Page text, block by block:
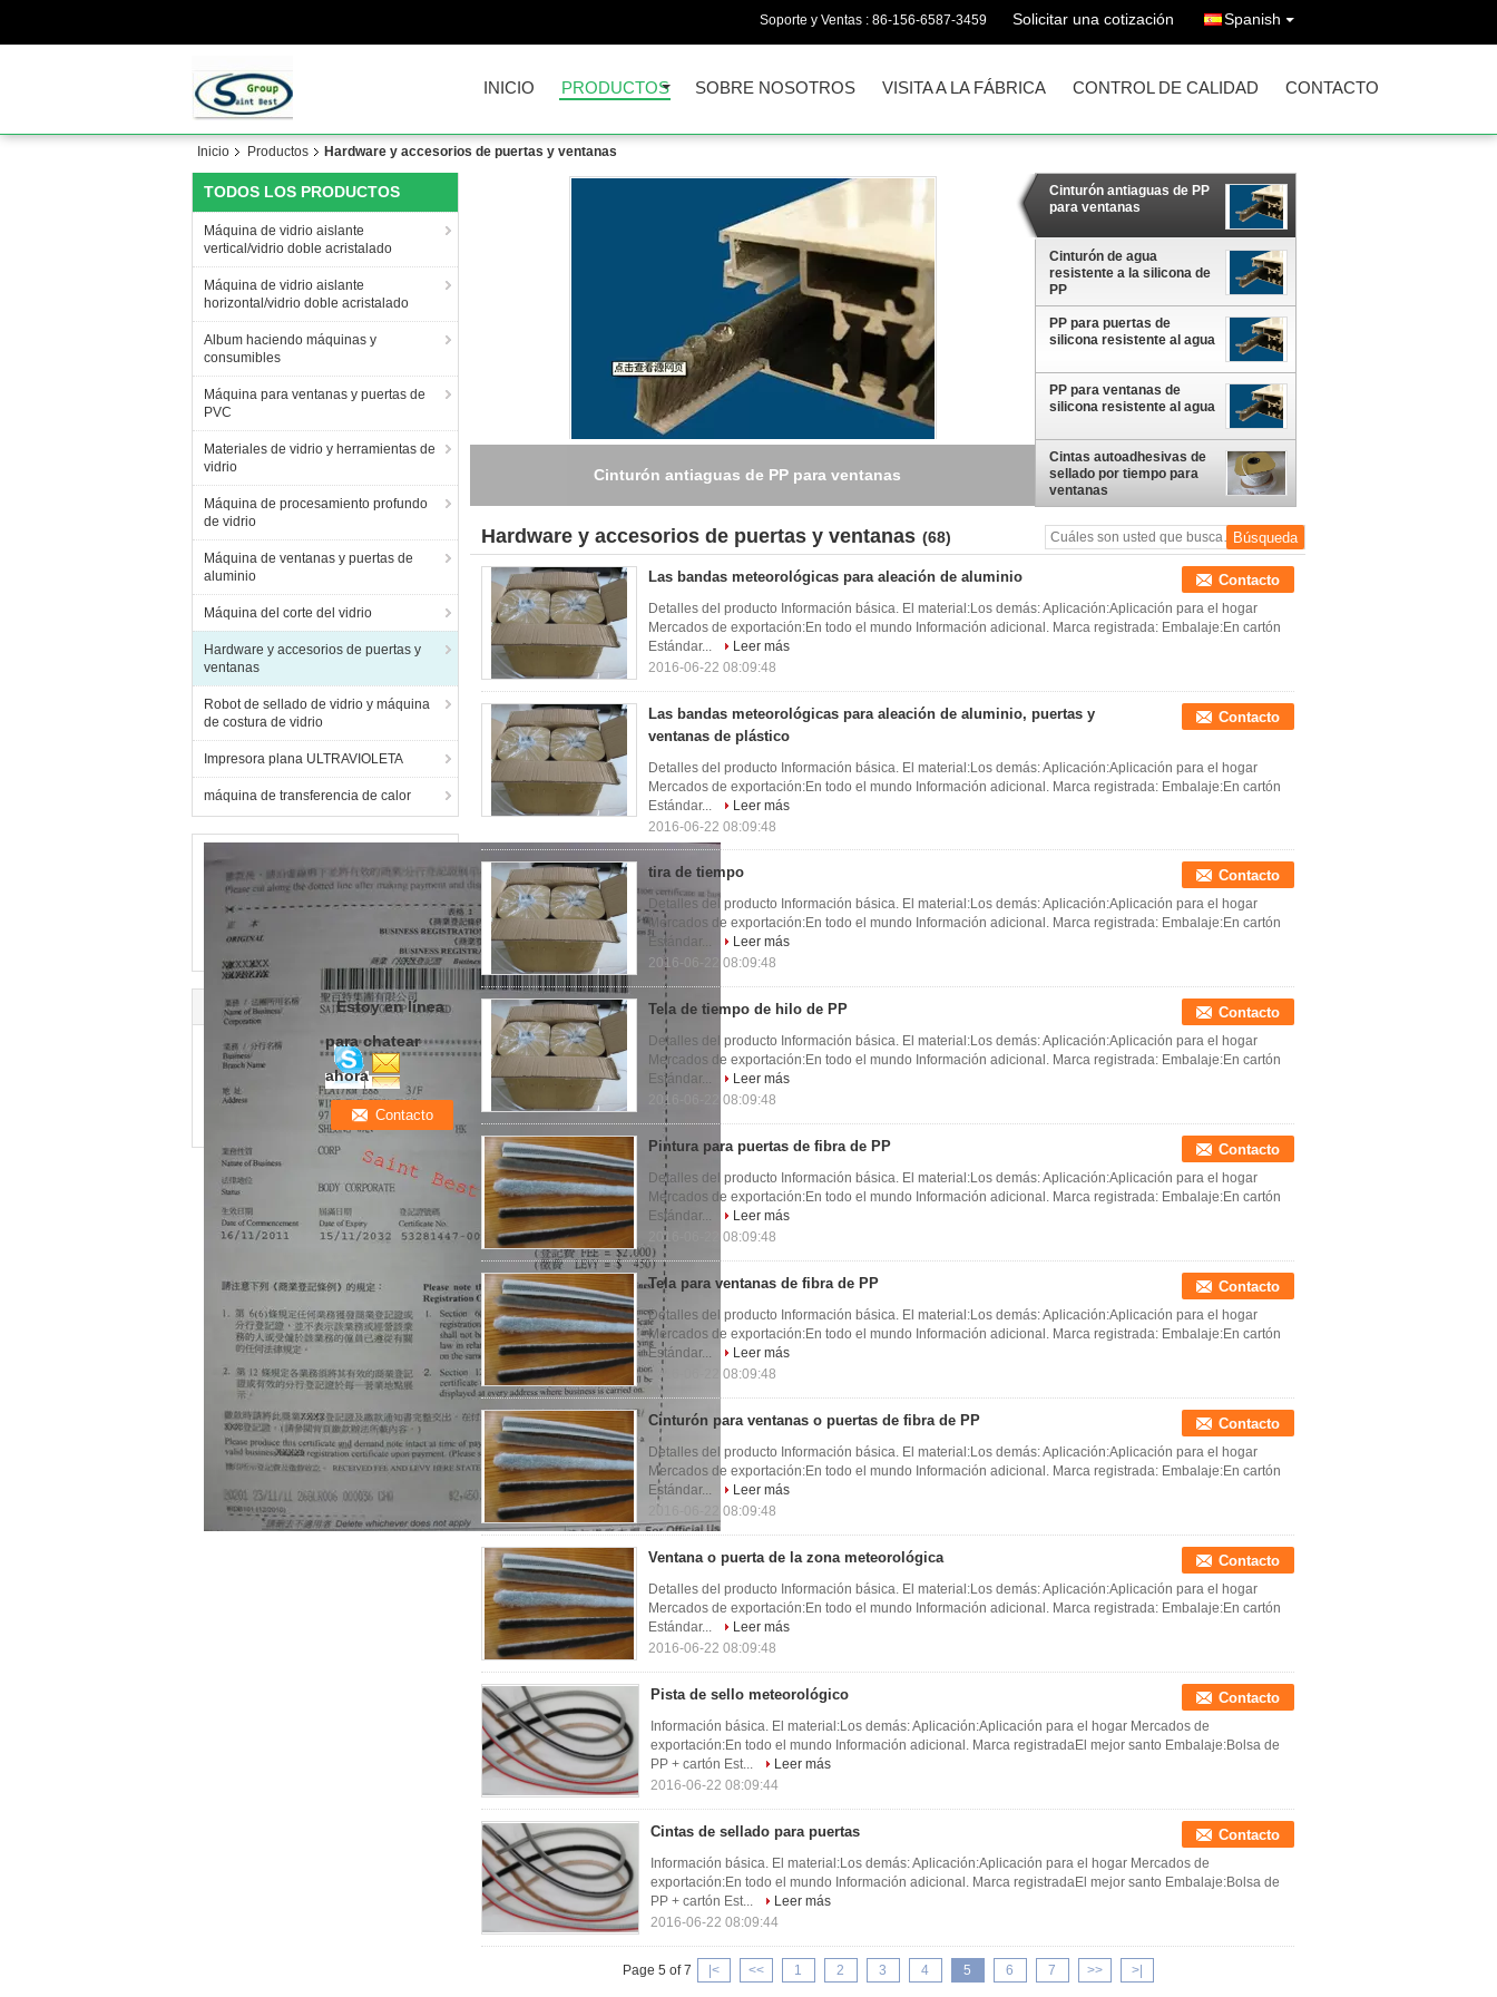
Soporte y Ventas : 86-156-6587-3459 Solicitar una cotización Spanish
INICIO PRODUCTOS SOBRE NOSOTROS VISITA A LA FÁBRICA CONTROL DE CALIDAD CONTACTO
Inicio Productos Hardware y accesorios de puertas y ventanas
TODOS LOS PRODUCTOS
Máquina de vidrio aislante
vertical/vidrio doble acristalado
Máquina de vidrio aislante
horizontal/vidrio doble acristalado
Album haciendo máquinas y
consumibles
Máquina para ventanas y puertas de
PVC
Materiales de vidrio y herramientas de
vidrio
Máquina de procesamiento profundo
de vidrio
Máquina de ventanas y puertas de
aluminio
Máquina del corte del vidrio
Hardware y accesorios de puertas y
ventanas
Robot de sellado de vidrio y máquina
de costura de vidrio
Impresora plana ULTRAVIOLETA
máquina de transferencia de calor
Estoy en línea
para chatear
ahora
Cinturón de agua resistente a la silicona de PP
Cinturón antiaguas de PP
para ventanas
Cinturón de agua
resistente a la silicona de
PP
PP para puertas de
silicona resistente al agua
PP para ventanas de
silicona resistente al agua
Cintas autoadhesivas de
sellado por tiempo para
ventanas
Hardware y accesorios de puertas y ventanas (68)
Las bandas meteorológicas para aleación de aluminio Contacto
Detalles del producto Información básica. El material:Los demás: Aplicación:Aplicación para el hogar
Mercados de exportación:En todo el mundo Información adicional. Marca registrada: Embalaje:En cartón
Estándar...
Leer más
2016-06-22 08:09:48
Las bandas meteorológicas para aleación de aluminio, puertas y
ventanas de plástico
Contacto
Detalles del producto Información básica. El material:Los demás: Aplicación:Aplicación para el hogar
Mercados de exportación:En todo el mundo Información adicional. Marca registrada: Embalaje:En cartón
Estándar...
Leer más
2016-06-22 08:09:48
tira de tiempo Contacto
Detalles del producto Información básica. El material:Los demás: Aplicación:Aplicación para el hogar
Mercados de exportación:En todo el mundo Información adicional. Marca registrada: Embalaje:En cartón
Estándar...
Leer más
2016-06-22 08:09:48
Tela de tiempo de hilo de PP Contacto
Detalles del producto Información básica. El material:Los demás: Aplicación:Aplicación para el hogar
Mercados de exportación:En todo el mundo Información adicional. Marca registrada: Embalaje:En cartón
Estándar...
Leer más
2016-06-22 08:09:48
Pintura para puertas de fibra de PP Contacto
Detalles del producto Información básica. El material:Los demás: Aplicación:Aplicación para el hogar
Mercados de exportación:En todo el mundo Información adicional. Marca registrada: Embalaje:En cartón
Estándar...
Leer más
2016-06-22 08:09:48
Tela para ventanas de fibra de PP Contacto
Detalles del producto Información básica. El material:Los demás: Aplicación:Aplicación para el hogar
Mercados de exportación:En todo el mundo Información adicional. Marca registrada: Embalaje:En cartón
Estándar...
Leer más
2016-06-22 08:09:48
Cinturón para ventanas o puertas de fibra de PP Contacto
Detalles del producto Información básica. El material:Los demás: Aplicación:Aplicación para el hogar
Mercados de exportación:En todo el mundo Información adicional. Marca registrada: Embalaje:En cartón
Estándar...
Leer más
2016-06-22 08:09:48
Ventana o puerta de la zona meteorológica Contacto
Detalles del producto Información básica. El material:Los demás: Aplicación:Aplicación para el hogar
Mercados de exportación:En todo el mundo Información adicional. Marca registrada: Embalaje:En cartón
Estándar...
Leer más
2016-06-22 08:09:48
Pista de sello meteorológico Contacto
Información básica. El material:Los demás: Aplicación:Aplicación para el hogar Mercados de
exportación:En todo el mundo Información adicional. Marca registradaEl mejor santo Embalaje:Bolsa de
PP + cartón Est...
Leer más
2016-06-22 08:09:44
Cintas de sellado para puertas Contacto
Información básica. El material:Los demás: Aplicación:Aplicación para el hogar Mercados de
exportación:En todo el mundo Información adicional. Marca registradaEl mejor santo Embalaje:Bolsa de
PP + cartón Est...
Leer más
2016-06-22 08:09:44
Page 5 of 7 |< << 1 2 3 4 5 6 7 >> >|